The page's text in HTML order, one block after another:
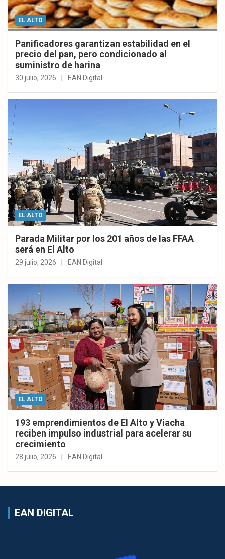
EL ALTO
Panificadores garantizan estabilidad en el
precio del pan, pero condicionado al
suministro de harina
30 julio, 2026 EAN Digital
EL ALTO
Parada Militar por los 201 años de las FFAA
será en El Alto
29 julio, 2026 EAN Digital
EL ALTO
193 emprendimientos de El Alto y Viacha
reciben impulso industrial para acelerar su
crecimiento
28 julio, 2026 EAN Digital
EAN DIGITAL